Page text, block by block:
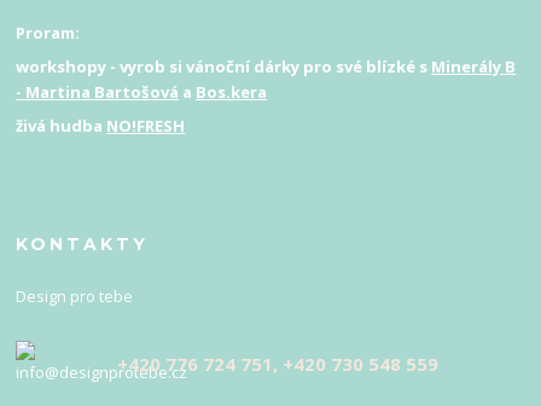
Proram:
workshopy - vyrob si vánoční dárky pro své blízké s Minerály B
- Martina Bartošová a Bos.kera
živá hudba NO!FRESH
KONTAKTY
Design pro tebe
+420 776 724 751, +420 730 548 559